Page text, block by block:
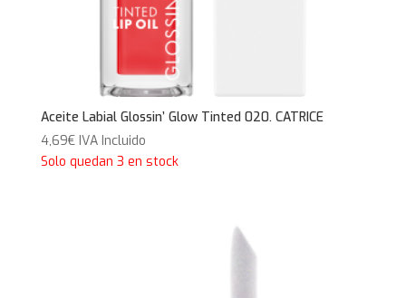
Aceite Labial Glossin’ Glow Tinted 020. CATRICE
4,69€ IVA Incluido
Solo quedan 3 en stock